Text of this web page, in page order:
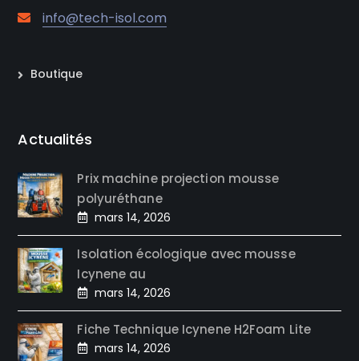
info@tech-isol.com
Boutique
Actualités
Prix machine projection mousse
polyuréthane
mars 14, 2026
Isolation écologique avec mousse
Icynene au
mars 14, 2026
Fiche Technique Icynene H2Foam Lite
mars 14, 2026